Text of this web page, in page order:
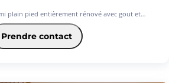
plain pied entièrement rénové avec gout et
de terrain , il vous offre près de 123M²
suivante :
distribuant sur une cuisine récente et haut
Prendre contact